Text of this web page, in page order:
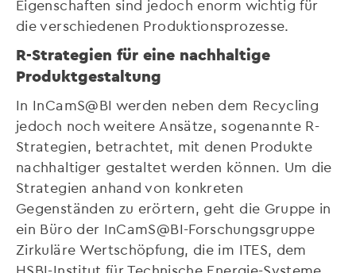
Eigenschaften sind jedoch enorm wichtig für
die verschiedenen Produktionsprozesse.
R-Strategien für eine nachhaltige
Produktgestaltung
In InCamS@BI werden neben dem Recycling
jedoch noch weitere Ansätze, sogenannte R-
Strategien, betrachtet, mit denen Produkte
nachhaltiger gestaltet werden können. Um die
Strategien anhand von konkreten
Gegenständen zu erörtern, geht die Gruppe in
ein Büro der InCamS@BI-Forschungsgruppe
Zirkuläre Wertschöpfung, die im ITES, dem
HSBI-Institut für Technische Energie-Systeme,